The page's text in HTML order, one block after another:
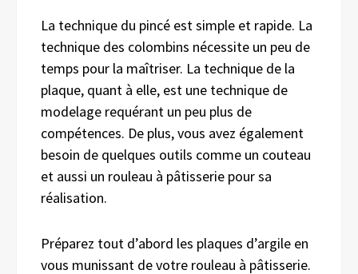
La technique du pincé est simple et rapide. La
technique des colombins nécessite un peu de
temps pour la maîtriser. La technique de la
plaque, quant à elle, est une technique de
modelage requérant un peu plus de
compétences. De plus, vous avez également
besoin de quelques outils comme un couteau
et aussi un rouleau à pâtisserie pour sa
réalisation.
Préparez tout d’abord les plaques d’argile en
vous munissant de votre rouleau à pâtisserie.